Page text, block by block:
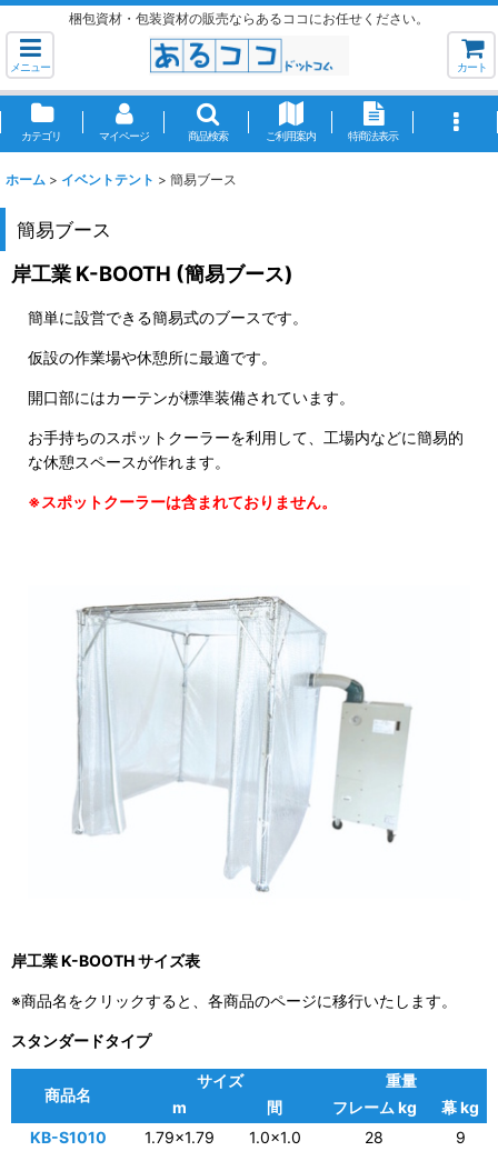
梱包資材・包装資材の販売ならあるココにお任せください。
メニュー カート
カテゴリ マイページ 商品検索 ご利用案内 特商法表示
ホーム > イベントテント > 簡易ブース
簡易ブース
岸工業 K-BOOTH (簡易ブース)
簡単に設営できる簡易式のブースです。
仮設の作業場や休憩所に最適です。
開口部にはカーテンが標準装備されています。
お手持ちのスポットクーラーを利用して、工場内などに簡易的
な休憩スペースが作れます。
※スポットクーラーは含まれておりません。
岸工業 K-BOOTH サイズ表
※商品名をクリックすると、各商品のページに移行いたします。
スタンダードタイプ
商品名
サイズ
重量
m
間 フレーム kg
幕 kg
KB-S1010
1.79×1.79 1.0×1.0 28
9